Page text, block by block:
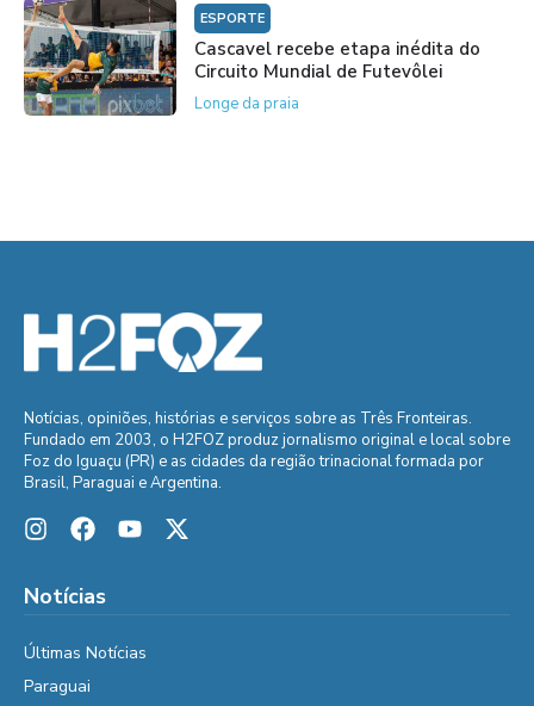
ESPORTE
Cascavel recebe etapa inédita do
Circuito Mundial de Futevôlei
Longe da praia
Notícias, opiniões, histórias e serviços sobre as Três Fronteiras.
Fundado em 2003, o H2FOZ produz jornalismo original e local sobre
Foz do Iguaçu (PR) e as cidades da região trinacional formada por
Brasil, Paraguai e Argentina.
Notícias
Últimas Notícias
Paraguai